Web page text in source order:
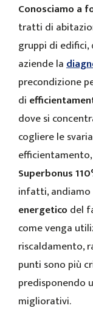
Conosciamo a
tratti di
gruppi di
aziende la
precondizione
di
dove si
cogliere le
Superbonus
infatti, andiamo
energetico del
come venga
riscaldamento,
punti sono più
predisponendo
migliorativi.